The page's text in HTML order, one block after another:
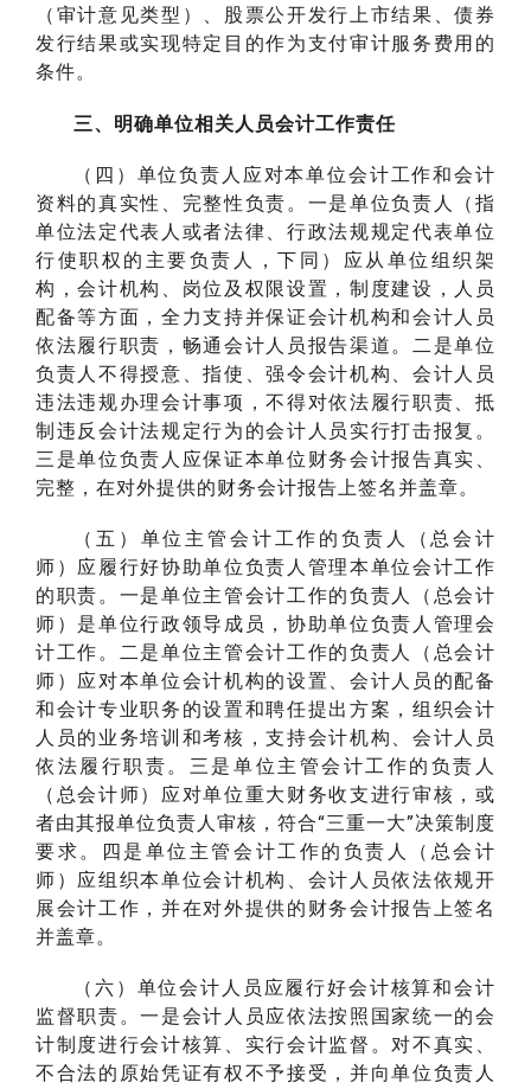
（审计意见类型）、股票公开发行上市结果、债券
发行结果或实现特定目的作为支付审计服务费用的
条件。
三、明确单位相关人员会计工作责任
（四）单位负责人应对本单位会计工作和会计
资料的真实性、完整性负责。一是单位负责人（指
单位法定代表人或者法律、行政法规规定代表单位
行使职权的主要负责人，下同）应从单位组织架
构，会计机构、岗位及权限设置，制度建设，人员
配备等方面，全力支持并保证会计机构和会计人员
依法履行职责，畅通会计人员报告渠道。二是单位
负责人不得授意、指使、强令会计机构、会计人员
违法违规办理会计事项，不得对依法履行职责、抵
制违反会计法规定行为的会计人员实行打击报复。
三是单位负责人应保证本单位财务会计报告真实、
完整，在对外提供的财务会计报告上签名并盖章。
（五）单位主管会计工作的负责人（总会计
师）应履行好协助单位负责人管理本单位会计工作
的职责。一是单位主管会计工作的负责人（总会计
师）是单位行政领导成员，协助单位负责人管理会
计工作。二是单位主管会计工作的负责人（总会计
师）应对本单位会计机构的设置、会计人员的配备
和会计专业职务的设置和聘任提出方案，组织会计
人员的业务培训和考核，支持会计机构、会计人员
依法履行职责。三是单位主管会计工作的负责人
（总会计师）应对单位重大财务收支进行审核，或
者由其报单位负责人审核，符合“三重一大”决策制度
要求。四是单位主管会计工作的负责人（总会计
师）应组织本单位会计机构、会计人员依法依规开
展会计工作，并在对外提供的财务会计报告上签名
并盖章。
（六）单位会计人员应履行好会计核算和会计
监督职责。一是会计人员应依法按照国家统一的会
计制度进行会计核算、实行会计监督。对不真实、
不合法的原始凭证有权不予接受，并向单位负责人